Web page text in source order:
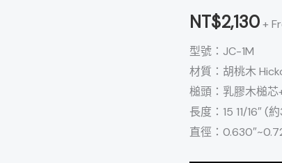
NT$2,130+
型號：JC-1M
材質：胡桃木
槌頭：乳膠木槌
長度：15 11/16″ (
直徑：
軟
(Soft)
胡
桃
木
多
功